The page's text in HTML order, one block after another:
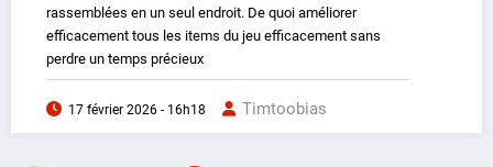
rassemblées en un seul endroit. De quoi améliorer
efficacement tous les items du jeu efficacement sans
perdre un temps précieux
17 février 2026 - 16h18 Timtoobias